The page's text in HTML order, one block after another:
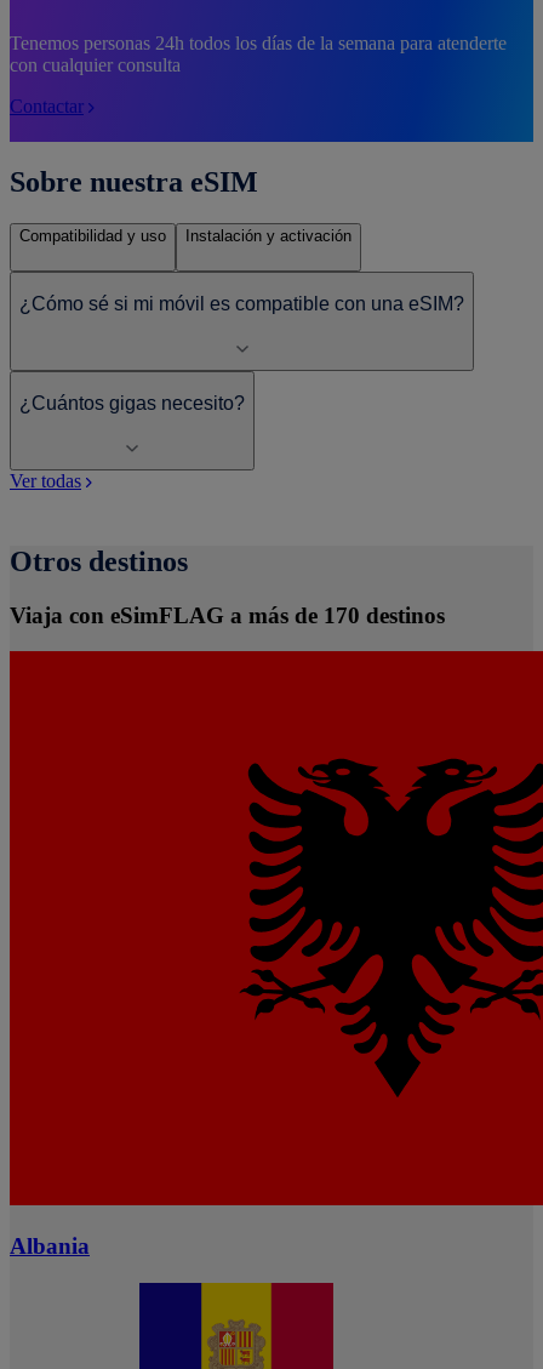
Tenemos personas 24h todos los días de la semana para atenderte
con cualquier consulta
Contactar
Sobre nuestra eSIM
Compatibilidad y uso Instalación y activación
¿Cómo sé si mi móvil es compatible con una eSIM?
¿Cuántos gigas necesito?
Ver todas
Otros destinos
Viaja con eSimFLAG a más de 170 destinos
Albania